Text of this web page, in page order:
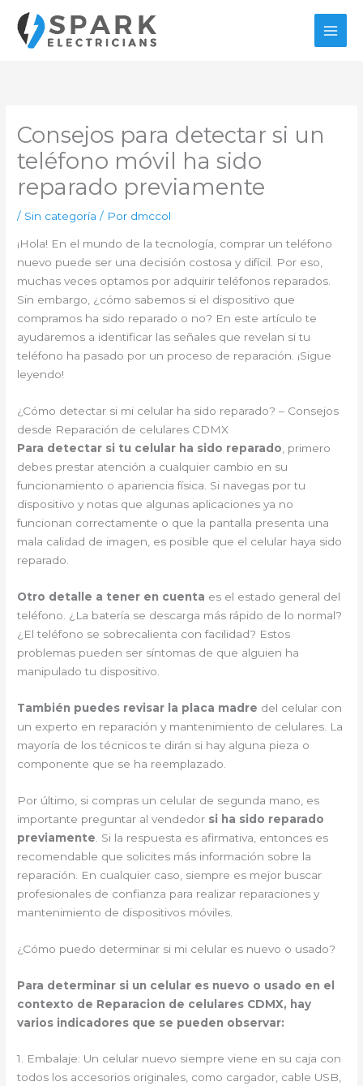
contenido
Consejos para detectar si un
teléfono móvil ha sido
reparado previamente
/ Sin categoría / Por dmccol
¡Hola! En el mundo de la tecnología, comprar un teléfono
nuevo puede ser una decisión costosa y difícil. Por eso,
muchas veces optamos por adquirir teléfonos reparados.
Sin embargo, ¿cómo sabemos si el dispositivo que
compramos ha sido reparado o no? En este artículo te
ayudaremos a identificar las señales que revelan si tu
teléfono ha pasado por un proceso de reparación. ¡Sigue
leyendo!
¿Cómo detectar si mi celular ha sido reparado? – Consejos
desde Reparación de celulares CDMX
Para detectar si tu celular ha sido reparado , primero
debes prestar atención a cualquier cambio en su
funcionamiento o apariencia física. Si navegas por tu
dispositivo y notas que algunas aplicaciones ya no
funcionan correctamente o que la pantalla presenta una
mala calidad de imagen, es posible que el celular haya sido
reparado.
Otro detalle a tener en cuenta es el estado general del
teléfono. ¿La batería se descarga más rápido de lo normal?
¿El teléfono se sobrecalienta con facilidad? Estos
problemas pueden ser síntomas de que alguien ha
manipulado tu dispositivo.
También puedes revisar la placa madre del celular con
un experto en reparación y mantenimiento de celulares. La
mayoría de los técnicos te dirán si hay alguna pieza o
componente que se ha reemplazado.
Por último, si compras un celular de segunda mano, es
importante preguntar al vendedor si ha sido reparado
previamente . Si la respuesta es afirmativa, entonces es
recomendable que solicites más información sobre la
reparación. En cualquier caso, siempre es mejor buscar
profesionales de confianza para realizar reparaciones y
mantenimiento de dispositivos móviles.
¿Cómo puedo determinar si mi celular es nuevo o usado?
Para determinar si un celular es nuevo o usado en el
contexto de Reparacion de celulares CDMX, hay
varios indicadores que se pueden observar:
1. Embalaje: Un celular nuevo siempre viene en su caja con
todos los accesorios originales, como cargador, cable USB,